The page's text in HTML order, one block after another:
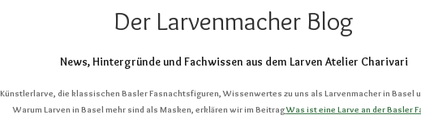
Der Larvenmacher Blog
News, Hintergründe und Fachwissen aus dem Larven Atelier Charivari
die klassischen Basler Fasnachtsfiguren, Wissenwertes zu uns als Larvenmacher in Basel
Warum Larven in Basel mehr sind als Masken, erklären wir im BeitragWas ist eine Larve an der Basler